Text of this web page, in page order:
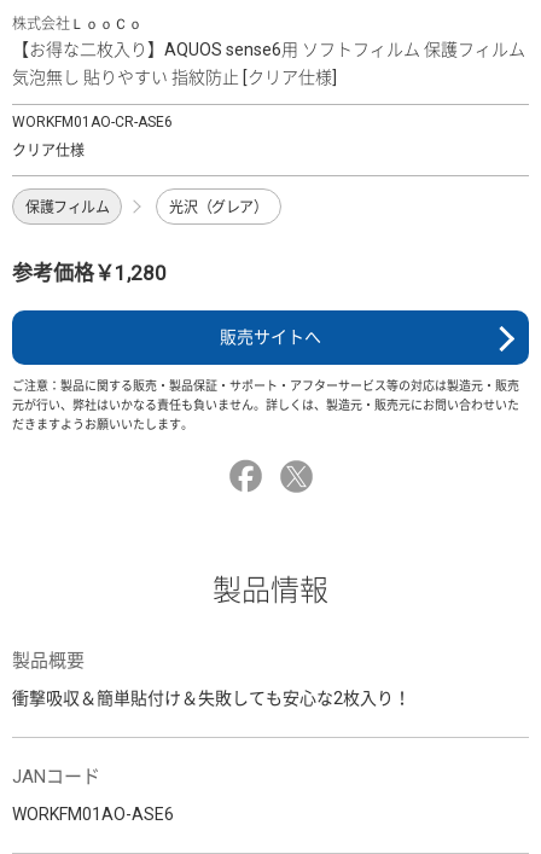
株式会社ＬｏｏＣｏ
【お得な二枚入り】AQUOS sense6用 ソフトフィルム 保護フィルム
気泡無し 貼りやすい 指紋防止 [クリア仕様]
WORKFM01AO-CR-ASE6
クリア仕様
保護フィルム 光沢（グレア）
参考価格￥1,280
販売サイトへ
ご注意：製品に関する販売・製品保証・サポート・アフターサービス等の対応は製造元・販売
元が行い、弊社はいかなる責任も負いません。詳しくは、製造元・販売元にお問い合わせいた
だきますようお願いいたします。
製品情報
製品概要
衝撃吸収＆簡単貼付け＆失敗しても安心な2枚入り！
JANコード
WORKFM01AO-ASE6